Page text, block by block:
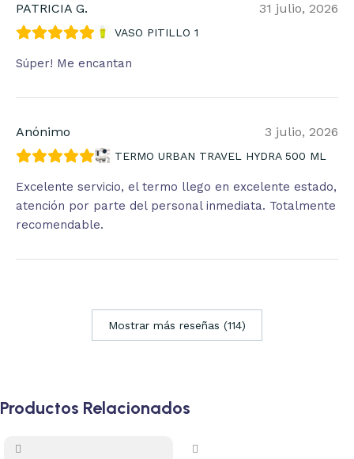
PATRICIA G. 31 julio, 2026
VASO PITILLO 1
Súper! Me encantan
Anónimo 3 julio, 2026
TERMO URBAN TRAVEL HYDRA 500 ML
Excelente servicio, el termo llego en excelente estado,
atención por parte del personal inmediata. Totalmente
recomendable.
Mostrar más reseñas (114)
Productos Relacionados